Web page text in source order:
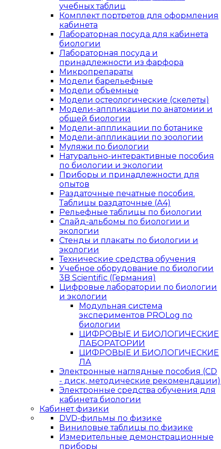
учебных таблиц
Комплект портретов для оформления
кабинета
Лабораторная посуда для кабинета
биологии
Лабораторная посуда и
принадлежности из фарфора
Микропрепараты
Модели барельефные
Модели объемные
Модели остеологические (скелеты)
Модели-аппликации по анатомии и
общей биологии
Модели-аппликации по ботанике
Модели-аппликации по зоологии
Муляжи по биологии
Натурально-интерактивные пособия
по биологии и экологии
Приборы и принадлежности для
опытов
Раздаточные печатные пособия.
Таблицы раздаточные (А4)
Рельефные таблицы по биологии
Слайд-альбомы по биологии и
экологии
Стенды и плакаты по биологии и
экологии
Технические средства обучения
Учебное оборудование по биологии
3B Scientific (Германия)
Цифровые лаборатории по биологии
и экологии
Модульная система
экспериментов PROLog по
биологии
ЦИФРОВЫЕ И БИОЛОГИЧЕСКИЕ
ЛАБОРАТОРИИ
ЦИФРОВЫЕ И БИОЛОГИЧЕСКИЕ
ЛА
Электронные наглядные пособия (CD
- диск, методические рекомендации)
Электронные средства обучения для
кабинета биологии
Кабинет физики
DVD-фильмы по физике
Виниловые таблицы по физике
Измерительные демонстрационные
приборы